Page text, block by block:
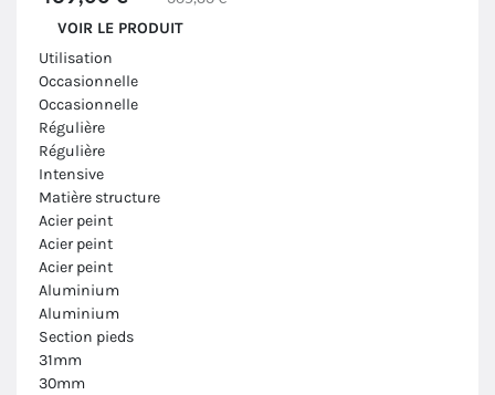
VOIR LE PRODUIT
Utilisation
Occasionnelle
Occasionnelle
Régulière
Régulière
Intensive
Matière structure
Acier peint
Acier peint
Acier peint
Aluminium
Aluminium
Section pieds
31mm
30mm